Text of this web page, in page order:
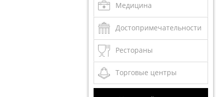
Медицина
Достопримечательности
Рестораны
Торговые центры